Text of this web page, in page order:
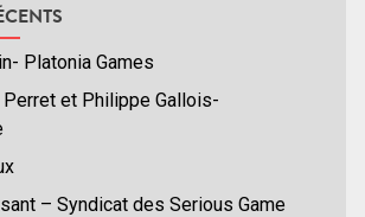
Platonia Games
et Philippe Gallois-
– Syndicat des Serious Game